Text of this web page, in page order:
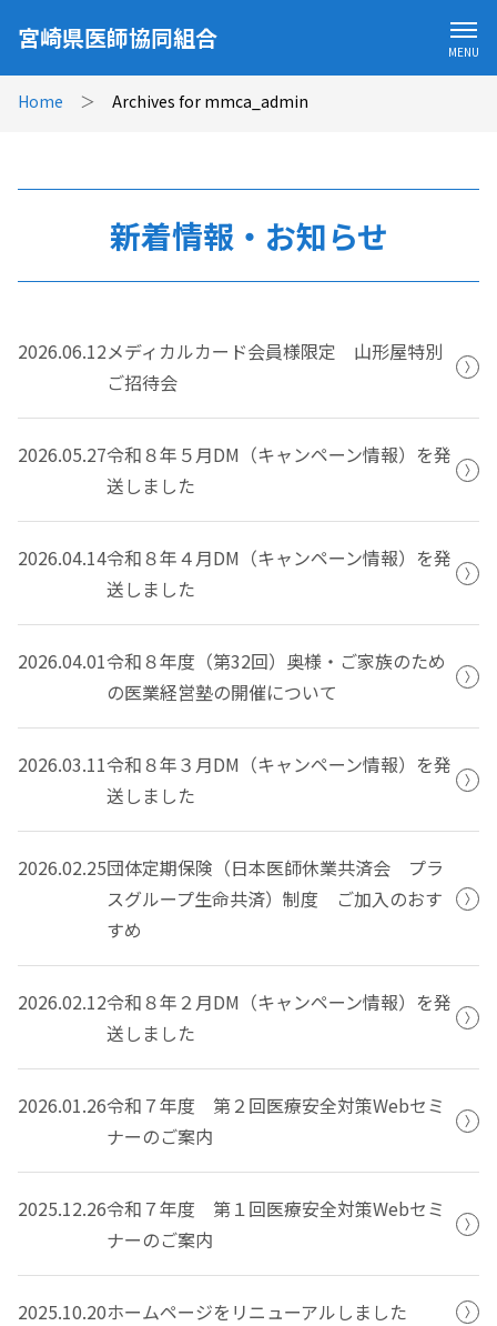
宮崎県医師協同組合 MENU
Home ＞ Archives for mmca_admin
新着情報・お知らせ
2026.06.12メディカルカード会員様限定 山形屋特別
ご招待会
2026.05.27令和８年５月DM（キャンペーン情報）を発
送しました
2026.04.14令和８年４月DM（キャンペーン情報）を発
送しました
2026.04.01令和８年度（第32回）奥様・ご家族のため
の医業経営塾の開催について
2026.03.11令和８年３月DM（キャンペーン情報）を発
送しました
2026.02.25団体定期保険（日本医師休業共済会 プラ
スグループ生命共済）制度 ご加入のおす
すめ
2026.02.12令和８年２月DM（キャンペーン情報）を発
送しました
2026.01.26令和７年度 第２回医療安全対策Webセミ
ナーのご案内
2025.12.26令和７年度 第１回医療安全対策Webセミ
ナーのご案内
2025.10.20ホームページをリニューアルしました